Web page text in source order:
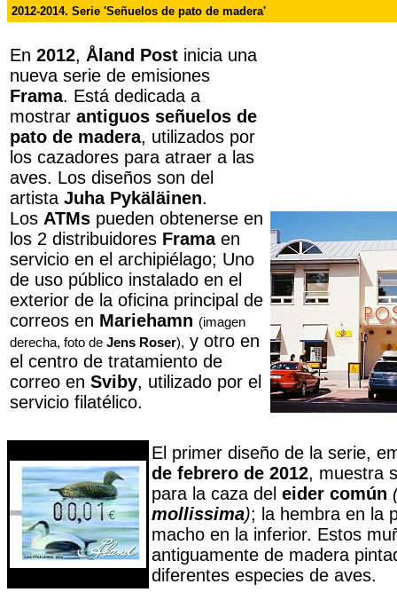
2012-2014. Serie 'Señuelos de pato de madera'
En 2012, Åland Post inicia una
nueva serie de emisiones
Frama. Está dedicada a
mostrar antiguos señuelos de
pato de madera, utilizados por
los cazadores para atraer a las
aves. Los diseños son del
artista Juha Pykäläinen.
Los ATMs pueden obtenerse en
los 2 distribuidores Framaen
servicio en el archipiélago; Uno
de uso público instalado en el
exterior de la oficina principal de
correos en Mariehamn (imagen
derecha, foto de Jens Roser), y otro en
el centro de tratamiento de
correo en Sviby, utilizado por el
servicio filatélico.
El primer diseño de la serie,
de febrero de 2012, muestra
para la caza del eider común
mollissima); la hembra en la
macho en la inferior. Estos
antiguamente de madera
diferentes especies de aves.